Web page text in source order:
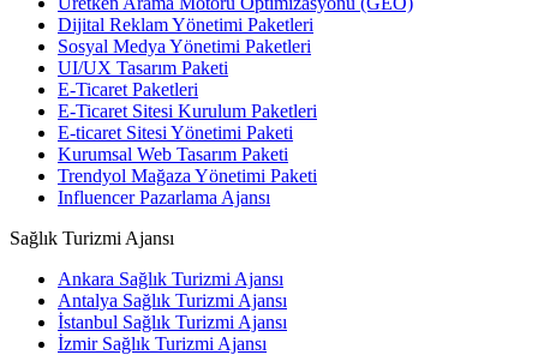
Dijital Reklam Yönetimi Paketleri
Sosyal Medya Yönetimi Paketleri
UI/UX Tasarım Paketi
E-Ticaret Paketleri
E-Ticaret Sitesi Kurulum Paketleri
E-ticaret Sitesi Yönetimi Paketi
Kurumsal Web Tasarım Paketi
Trendyol Mağaza Yönetimi Paketi
Influencer Pazarlama Ajansı
Sağlık Turizmi Ajansı
Ankara Sağlık Turizmi Ajansı
Antalya Sağlık Turizmi Ajansı
İstanbul Sağlık Turizmi Ajansı
İzmir Sağlık Turizmi Ajansı